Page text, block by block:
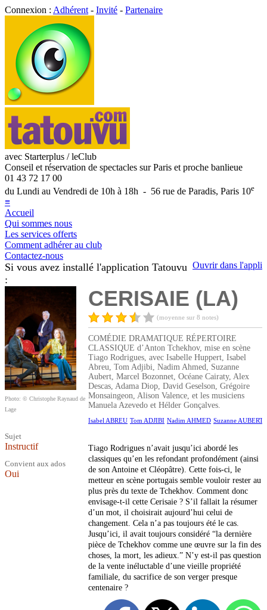
Connexion : Adhérent - Invité - Partenaire
avec Starterplus / leClub
Conseil et réservation de spectacles sur Paris et proche banlieue
01 43 72 17 00
du Lundi au Vendredi de 10h à 18h - 56 rue de Paradis, Paris 10e
≡
Accueil
Qui sommes nous
Les services offerts
Comment adhérer au club
Contactez-nous
Ouvrir dans l'appli
Si vous avez installé l'application Tatouvu
:
Photo: © Christophe Raynaud de
Lage
Sujet
Instructif
Convient aux ados
Oui
CERISAIE (LA)
(moyenne sur 8 notes)
COMÉDIE DRAMATIQUE RÉPERTOIRE
CLASSIQUE d’Anton Tchekhov, mise en scène
Tiago Rodrigues, avec Isabelle Huppert, Isabel
Abreu, Tom Adjibi, Nadim Ahmed, Suzanne
Aubert, Marcel Bozonnet, Océane Cairaty, Alex
Descas, Adama Diop, David Geselson, Grégoire
Monsaingeon, Alison Valence, et les musiciens
Manuela Azevedo et Hélder Gonçalves.
Isabel ABREU Tom ADJIBI Nadim AHMED Suzanne AUBERT
Tiago Rodrigues n’avait jusqu’ici abordé les
classiques qu’en les refondant profondément (ainsi
de son Antoine et Cléopâtre). Cette fois-ci, le
metteur en scène portugais semble vouloir rester au
plus près du texte de Tchekhov. Comment donc
envisage-t-il cette Cerisaie ? S’il fallait la résumer
d’un mot, il choisirait aujourd’hui celui de
changement. Cela n’a pas toujours été le cas.
Jusqu’ici, il avait toujours considéré “la dernière
pièce de Tchekhov comme une œuvre sur la fin des
choses, la mort, les adieux.” N’y est-il pas question
de la vente inéluctable d’une vieille propriété
familiale, du sacrifice de son verger presque
centenaire ?